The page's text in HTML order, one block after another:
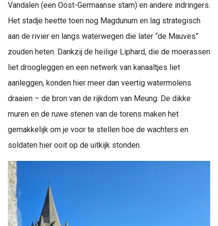
Vandalen (een Oost-Germaanse stam) en andere indringers.
Het stadje heette toen nog Magdunum en lag strategisch
aan de rivier en langs waterwegen die later “de Mauves”
zouden heten. Dankzij de heilige Liphard, die de moerassen
liet droogleggen en een netwerk van kanaaltjes liet
aanleggen, konden hier meer dan veertig watermolens
draaien – de bron van de rijkdom van Meung. De dikke
muren en de ruwe stenen van de torens maken het
gemakkelijk om je voor te stellen hoe de wachters en
soldaten hier ooit op de uitkijk stonden.